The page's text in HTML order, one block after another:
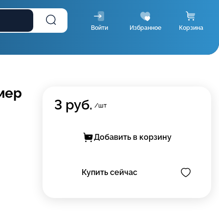
Войти Избранное Корзина
3 руб. /шт
Добавить в корзину
Купить сейчас